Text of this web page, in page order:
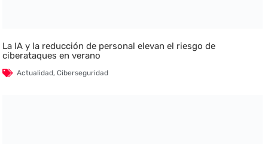
La IA y la reducción de personal elevan el riesgo de
ciberataques en verano
Actualidad,Ciberseguridad